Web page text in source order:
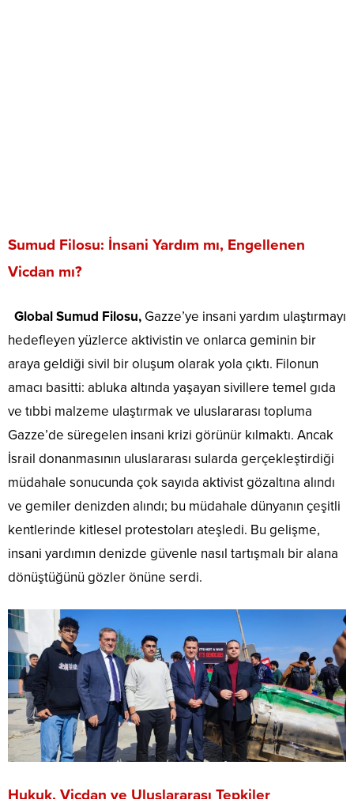
Sumud Filosu: İnsani Yardım mı, Engellenen
Vicdan mı?
Global Sumud Filosu, Gazze’ye insani yardım ulaştırmayı
hedefleyen yüzlerce aktivistin ve onlarca geminin bir
araya geldiği sivil bir oluşum olarak yola çıktı. Filonun
amacı basitti: abluka altında yaşayan sivillere temel gıda
ve tıbbi malzeme ulaştırmak ve uluslararası topluma
Gazze’de süregelen insani krizi görünür kılmaktı. Ancak
İsrail donanmasının uluslararası sularda gerçekleştirdiği
müdahale sonucunda çok sayıda aktivist gözaltına alındı
ve gemiler denizden alındı; bu müdahale dünyanın çeşitli
kentlerinde kitlesel protestoları ateşledi. Bu gelişme,
insani yardımın denizde güvenle nasıl tartışmalı bir alana
dönüştüğünü gözler önüne serdi.
Hukuk, Vicdan ve Uluslararası Tepkiler